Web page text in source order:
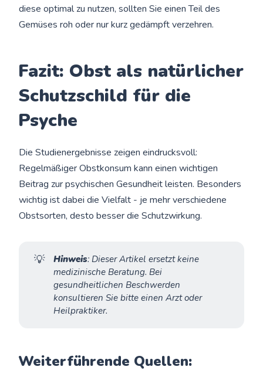
diese optimal zu nutzen, sollten Sie einen Teil des
Gemüses roh oder nur kurz gedämpft verzehren.
Fazit: Obst als natürlicher
Schutzschild für die
Psyche
Die Studienergebnisse zeigen eindrucksvoll:
Regelmäßiger Obstkonsum kann einen wichtigen
Beitrag zur psychischen Gesundheit leisten. Besonders
wichtig ist dabei die Vielfalt - je mehr verschiedene
Obstsorten, desto besser die Schutzwirkung.
💡 Hinweis: Dieser Artikel ersetzt keine
medizinische Beratung. Bei
gesundheitlichen Beschwerden
konsultieren Sie bitte einen Arzt oder
Heilpraktiker.
Weiterführende Quellen: